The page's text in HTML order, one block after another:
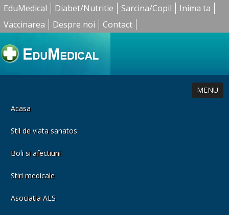
EduMedical Diabet/Nutritie Sarcina/Copil
Inima ta
Vaccinarea
Despre noi Contact
MENU
Acasa
Stil de viata sanatos
Boli si afectiuni
Stiri medicale
Asociatia ALS